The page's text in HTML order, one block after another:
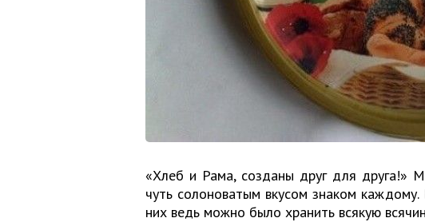
«Хлеб и Рама, созданы друг для друга!»
чуть солоноватым вкусом знаком
них ведь можно было хранить всякую